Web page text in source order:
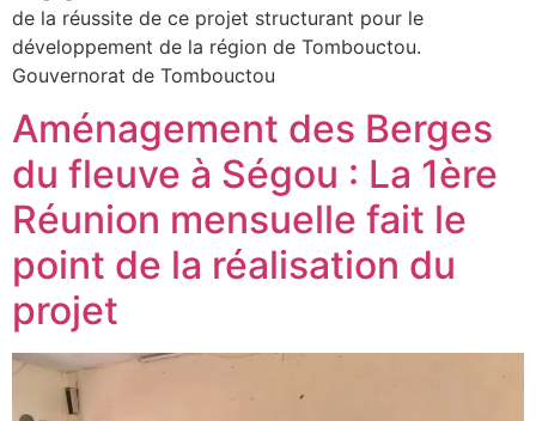
de la réussite de ce projet structurant pour le
développement de la région de Tombouctou.
Gouvernorat de Tombouctou
Aménagement des Berges
du fleuve à Ségou : La 1ère
Réunion mensuelle fait le
point de la réalisation du
projet